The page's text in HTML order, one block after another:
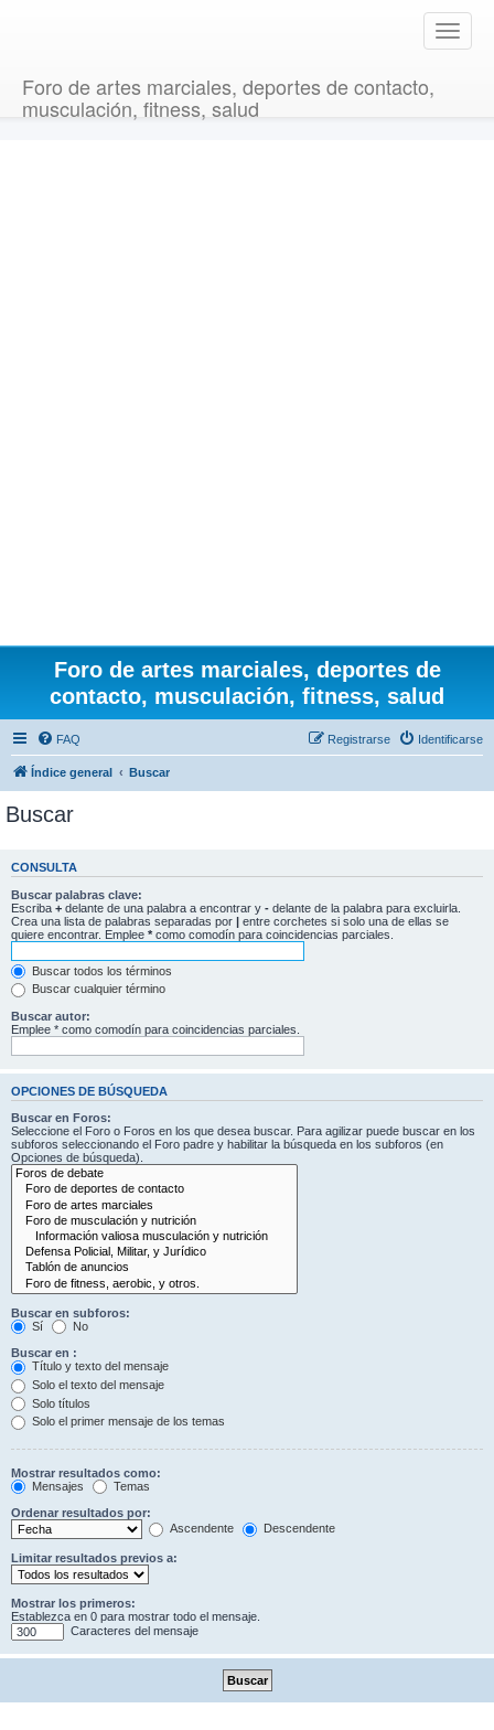
T
o
Foro de artes marciales, deportes de contacto,
musculación, fitness, salud
Foro de artes marciales, deportes de
contacto, musculación, fitness, salud
FAQ Identificarse
Registrarse
Índice general Buscar
Buscar
CONSULTA
Buscar palabras clave:
Escriba + delante de una palabra a encontrar y - delante de la palabra para excluirla.
Crea una lista de palabras separadas por | entre corchetes si solo una de ellas se
quiere encontrar. Emplee * como comodín para coincidencias parciales.
Buscar todos los términos
Buscar cualquier término
Buscar autor:
Emplee * como comodín para coincidencias parciales.
OPCIONES DE BÚSQUEDA
Buscar en Foros:
Seleccione el Foro o Foros en los que desea buscar. Para agilizar puede buscar en los
subforos seleccionando el Foro padre y habilitar la búsqueda en los subforos (en
Opciones de búsqueda).
Buscar en subforos:
Sí
No
Buscar en :
Título y texto del mensaje
Solo el texto del mensaje
Solo títulos
Solo el primer mensaje de los temas
Mostrar resultados como:
Mensajes
Temas
Ordenar resultados por:
Ascendente
Descendente
Limitar resultados previos a:
Mostrar los primeros:
Establezca en 0 para mostrar todo el mensaje.
Caracteres del mensaje